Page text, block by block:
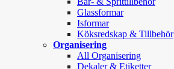
Glassformar
Isformar
Köksredskap & Tillbehör
Organisering
All Organisering
Dekaler & Etiketter